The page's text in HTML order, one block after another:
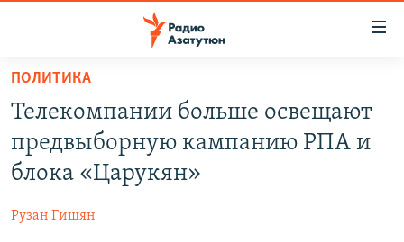
Перейти
основному
содержанию
Перейти
основной
навигации
ПОЛИТИКА
ЭКОНОМИКА
ПОЛИТИКА
Телекомпании больше освещают
предвыборную кампанию РПА и
блока «Царукян»
Рузан Гишян